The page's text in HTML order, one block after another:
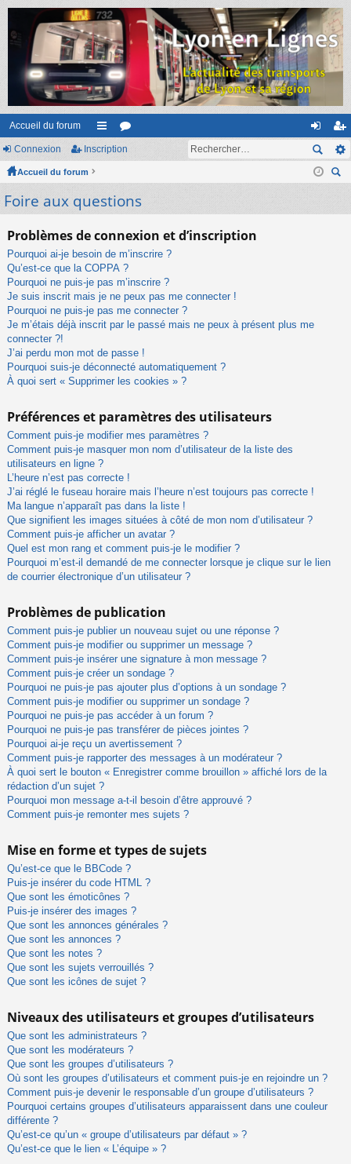
Accueil du forum
ac
ur
s
or
m
on
ne
ns
cri
Connexion Inscription
Accueil du forum
Foire aux questions
Problèmes de connexion et d’inscription
Pourquoi ai-je besoin de m’inscrire ?
Qu’est-ce que la COPPA ?
Pourquoi ne puis-je pas m’inscrire ?
Je suis inscrit mais je ne peux pas me connecter !
Pourquoi ne puis-je pas me connecter ?
Je m’étais déjà inscrit par le passé mais ne peux à présent plus me
connecter ?!
J’ai perdu mon mot de passe !
Pourquoi suis-je déconnecté automatiquement ?
À quoi sert « Supprimer les cookies » ?
Préférences et paramètres des utilisateurs
Comment puis-je modifier mes paramètres ?
Comment puis-je masquer mon nom d’utilisateur de la liste des
utilisateurs en ligne ?
L’heure n’est pas correcte !
J’ai réglé le fuseau horaire mais l’heure n’est toujours pas correcte !
Ma langue n’apparaît pas dans la liste !
Que signifient les images situées à côté de mon nom d’utilisateur ?
Comment puis-je afficher un avatar ?
Quel est mon rang et comment puis-je le modifier ?
Pourquoi m’est-il demandé de me connecter lorsque je clique sur le lien
de courrier électronique d’un utilisateur ?
Problèmes de publication
Comment puis-je publier un nouveau sujet ou une réponse ?
Comment puis-je modifier ou supprimer un message ?
Comment puis-je insérer une signature à mon message ?
Comment puis-je créer un sondage ?
Pourquoi ne puis-je pas ajouter plus d’options à un sondage ?
Comment puis-je modifier ou supprimer un sondage ?
Pourquoi ne puis-je pas accéder à un forum ?
Pourquoi ne puis-je pas transférer de pièces jointes ?
Pourquoi ai-je reçu un avertissement ?
Comment puis-je rapporter des messages à un modérateur ?
À quoi sert le bouton « Enregistrer comme brouillon » affiché lors de la
rédaction d’un sujet ?
Pourquoi mon message a-t-il besoin d’être approuvé ?
Comment puis-je remonter mes sujets ?
Mise en forme et types de sujets
Qu’est-ce que le BBCode ?
Puis-je insérer du code HTML ?
Que sont les émoticônes ?
Puis-je insérer des images ?
Que sont les annonces générales ?
Que sont les annonces ?
Que sont les notes ?
Que sont les sujets verrouillés ?
Que sont les icônes de sujet ?
Niveaux des utilisateurs et groupes d’utilisateurs
Que sont les administrateurs ?
Que sont les modérateurs ?
Que sont les groupes d’utilisateurs ?
Où sont les groupes d’utilisateurs et comment puis-je en rejoindre un ?
Comment puis-je devenir le responsable d’un groupe d’utilisateurs ?
Pourquoi certains groupes d’utilisateurs apparaissent dans une couleur
différente ?
Qu’est-ce qu’un « groupe d’utilisateurs par défaut » ?
Qu’est-ce que le lien « L’équipe » ?